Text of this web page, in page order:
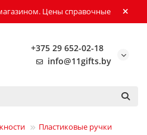
Цены справочные
+375 29 652-02-18
info@11gifts.by
Пластиковые ручки